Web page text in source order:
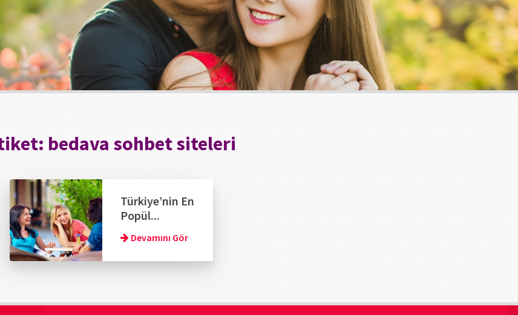
bedava sohbet siteleri
Türkiye’nin En
Popül...
Devamını Gör